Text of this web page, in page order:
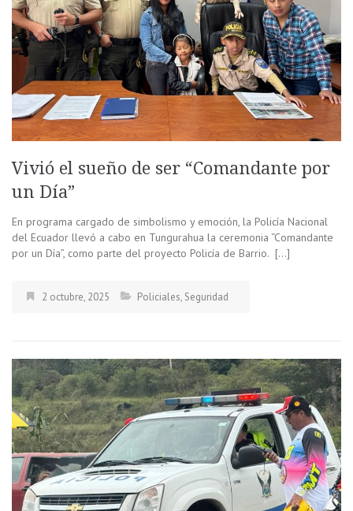
Vivió el sueño de ser “Comandante por
un Día”
En programa cargado de simbolismo y emoción, la Policía Nacional
del Ecuador llevó a cabo en Tungurahua la ceremonia “Comandante
por un Día”, como parte del proyecto Policía de Barrio. […]
2 octubre, 2025 Policiales, Seguridad